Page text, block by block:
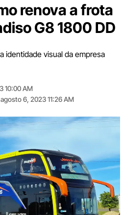
renova a frota
G8 1800 DD
identidade visual da empresa
10:00 AM
agosto 6, 2023 11:26 AM